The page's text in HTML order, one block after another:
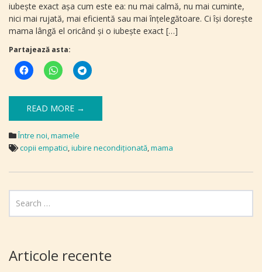
iubeşte exact așa cum este ea: nu mai calmă, nu mai cuminte,
nici mai rujată, mai eficientă sau mai înţelegătoare. Ci își doreşte
mama lângă el oricând şi o iubeşte exact […]
Partajează asta:
READ MORE →
Între noi, mamele
copii empatici,iubire necondiţionată,mama
Articole recente